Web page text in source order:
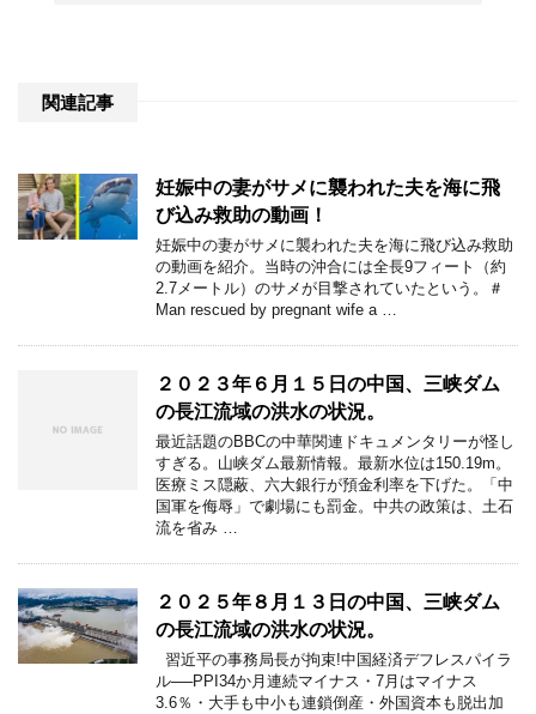
関連記事
妊娠中の妻がサメに襲われた夫を海に飛
び込み救助の動画！
妊娠中の妻がサメに襲われた夫を海に飛び込み救助
の動画を紹介。当時の沖合には全長9フィート（約
2.7メートル）のサメが目撃されていたという。＃
Man rescued by pregnant wife a …
２０２３年６月１５日の中国、三峡ダム
の長江流域の洪水の状況。
最近話題のBBCの中華関連ドキュメンタリーが怪し
すぎる。山峡ダム最新情報。最新水位は150.19m。
医療ミス隠蔽、六大銀行が預金利率を下げた。「中
国軍を侮辱」で劇場にも罰金。中共の政策は、土石
流を省み …
２０２５年８月１３日の中国、三峡ダム
の長江流域の洪水の状況。
習近平の事務局長が拘束!中国経済デフレスパイラ
ル──PPI34か月連続マイナス・7月はマイナス
3.6％・大手も中小も連鎖倒産・外国資本も脱出加